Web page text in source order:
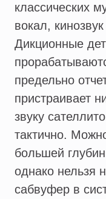
классических
вокал,
Дикционные
предельно
пристраивает
звуку
тактично.
большей
однако нельзя
сабвуфер в